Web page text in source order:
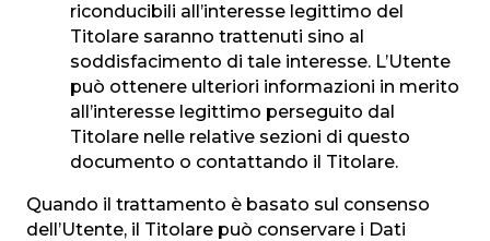
riconducibili all’interesse legittimo del
Titolare saranno trattenuti sino al
soddisfacimento di tale interesse. L’Utente
può ottenere ulteriori informazioni in merito
all’interesse legittimo perseguito dal
Titolare nelle relative sezioni di questo
documento o contattando il Titolare.
Quando il trattamento è basato sul consenso
dell’Utente, il Titolare può conservare i Dati